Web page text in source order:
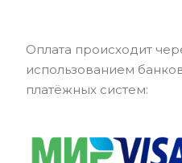
Оплата происходит
использованием
платёжных систем: